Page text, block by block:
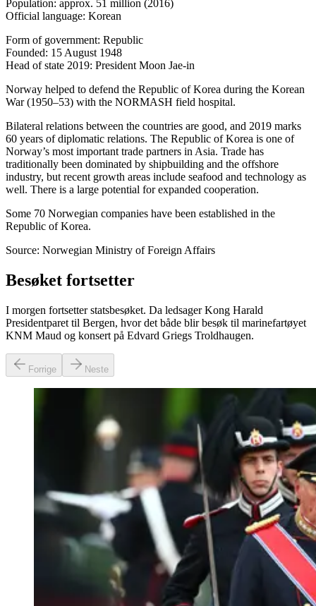
Population: approx. 51 million (2016)
Official language: Korean
Form of government: Republic
Founded: 15 August 1948
Head of state 2019: President Moon Jae-in
Norway helped to defend the Republic of Korea during the Korean
War (1950‒53) with the NORMASH field hospital.
Bilateral relations between the countries are good, and 2019 marks
60 years of diplomatic relations. The Republic of Korea is one of
Norway’s most important trade partners in Asia. Trade has
traditionally been dominated by shipbuilding and the offshore
industry, but recent growth areas include seafood and technology as
well. There is a large potential for expanded cooperation.
Some 70 Norwegian companies have been established in the
Republic of Korea.
Source: Norwegian Ministry of Foreign Affairs
Besøket fortsetter
I morgen fortsetter statsbesøket. Da ledsager Kong Harald
Presidentparet til Bergen, hvor det både blir besøk til marinefartøyet
KNM Maud og konsert på Edvard Griegs Troldhaugen.
Forrige Neste